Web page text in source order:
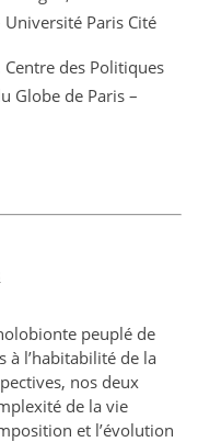
Université Paris Cité
des Politiques
Globe de Paris –
peuplé de
à l’habitabilité de la
nos deux
de la vie
et l’évolution